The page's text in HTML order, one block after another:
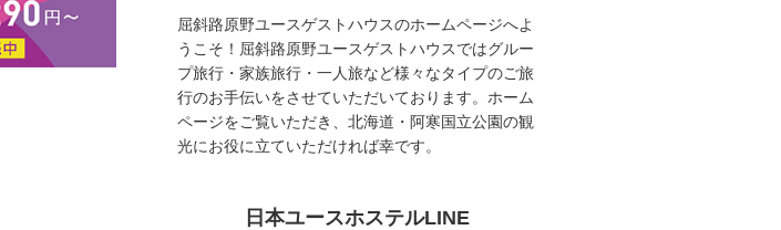
屈斜路原野ユースゲストハウスのホームページへよ
うこそ！屈斜路原野ユースゲストハウスではグルー
プ旅行・家族旅行・一人旅など様々なタイプのご旅
行のお手伝いをさせていただいております。ホーム
ページをご覧いただき、北海道・阿寒国立公園の観
光にお役に立ていただければ幸です。
日本ユースホステルLINE